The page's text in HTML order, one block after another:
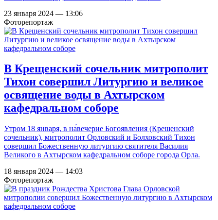
23 января 2024 — 13:06
Фоторепортаж
В Крещенский сочельник митрополит
Тихон совершил Литургию и великое
освящение воды в Ахтырском
кафедральном соборе
Утром 18 января, в на́вечерие Богоявления (Крещенский
сочельник), митрополит Орловский и Болховский Тихон
совершил Божественную литургию святителя Василия
Великого в Ахтырском кафедральном соборе города Орла.
18 января 2024 — 14:03
Фоторепортаж